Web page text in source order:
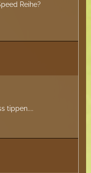
Reihe?
tippen....